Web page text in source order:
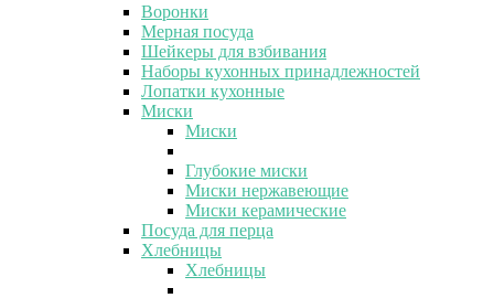
Воронки
Мерная посуда
Шейкеры для взбивания
Наборы кухонных принадлежностей
Лопатки кухонные
Миски
Миски
Глубокие миски
Миски нержавеющие
Миски керамические
Посуда для перца
Хлебницы
Хлебницы